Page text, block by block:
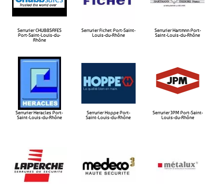
Serrurier CHUBBSAFES
Port-Saint-Louis-du-
Rhône​
Serrurier Fichet Port-Saint-
Louis-du-Rhône​
Serrurier Hartmnn Port-
Saint-Louis-du-Rhône​
Serrurier Heracles Port-
Saint-Louis-du-Rhône​
Serrurier Hoppe Port-
Saint-Louis-du-Rhône​
Serrurier JPM Port-Saint-
Louis-du-Rhône​